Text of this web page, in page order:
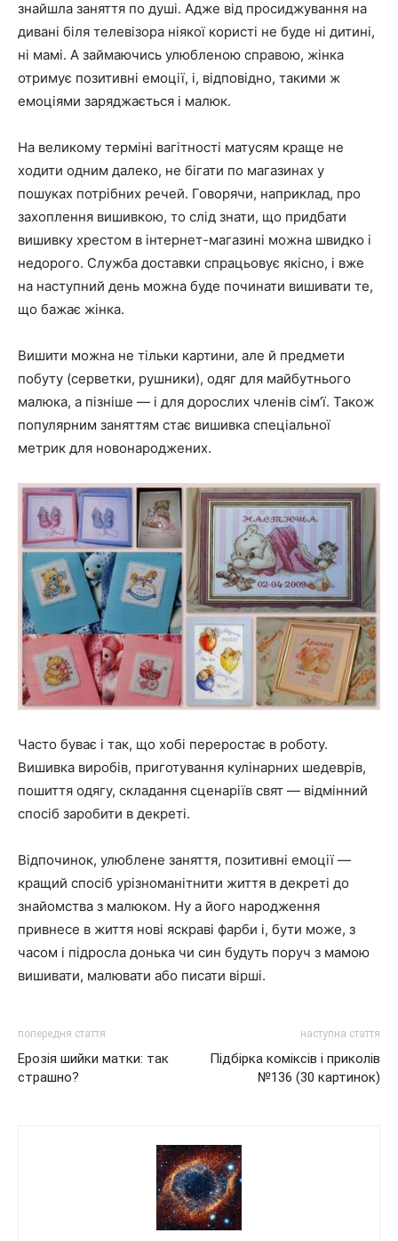
знайшла заняття по душі. Адже від просиджування на
дивані біля телевізора ніякої користі не буде ні дитині,
ні мамі. А займаючись улюбленою справою, жінка
отримує позитивні емоції, і, відповідно, такими ж
емоціями заряджається і малюк.
На великому терміні вагітності матусям краще не
ходити одним далеко, не бігати по магазинах у
пошуках потрібних речей. Говорячи, наприклад, про
захоплення вишивкою, то слід знати, що придбати
вишивку хрестом в інтернет-магазині можна швидко і
недорого. Служба доставки спрацьовує якісно, і вже
на наступний день можна буде починати вишивати те,
що бажає жінка.
Вишити можна не тільки картини, але й предмети
побуту (серветки, рушники), одяг для майбутнього
малюка, а пізніше — і для дорослих членів сім’ї. Також
популярним заняттям стає вишивка спеціальної
метрик для новонароджених.
Часто буває і так, що хобі переростає в роботу.
Вишивка виробів, приготування кулінарних шедеврів,
пошиття одягу, складання сценаріїв свят — відмінний
спосіб заробити в декреті.
Відпочинок, улюблене заняття, позитивні емоції —
кращий спосіб урізноманітнити життя в декреті до
знайомства з малюком. Ну а його народження
привнесе в життя нові яскраві фарби і, бути може, з
часом і підросла донька чи син будуть поруч з мамою
вишивати, малювати або писати вірші.
попередня стаття
Ерозія шийки матки: так
страшно?
наступна стаття
Підбірка коміксів і приколів
№136 (30 картинок)